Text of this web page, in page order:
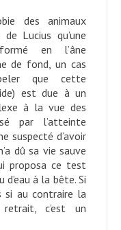
des animaux
Lucius qu’une
en l’âne
de fond, un cas
que cette
est due à un
à la vue des
par l’atteinte
suspecté d’avoir
dû sa vie sauve
proposa ce test
d’eau à la bête. Si
si au contraire la
c’est un